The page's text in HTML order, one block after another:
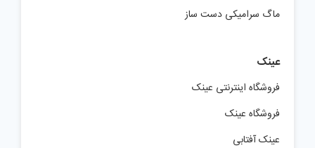
ماگ سرامیکی دست ساز
عینک
فروشگاه اینترنتی عینک
فروشگاه عینک
عینک آفتابی